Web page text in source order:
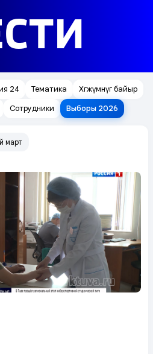
24 Тематика
Хөгжүмнүг байыр
Сотрудники Выборы 2026
март